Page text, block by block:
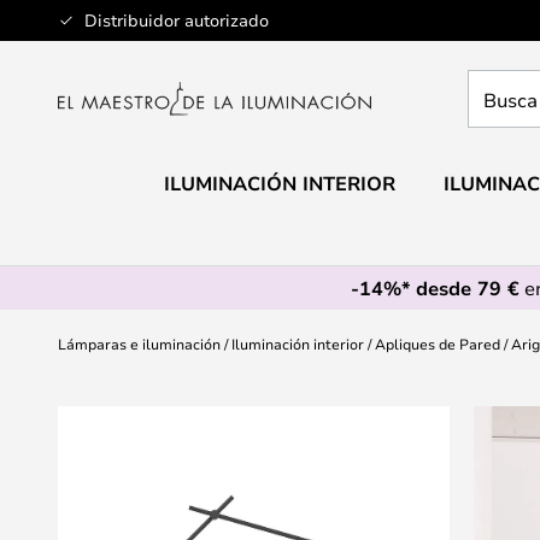
Distribuidor autorizado
Ir
al
aquí
ILUMINACIÓN INTERIOR
-14%* desde 79 €
Lámparas e iluminación Iluminación interior Apliques de Pared